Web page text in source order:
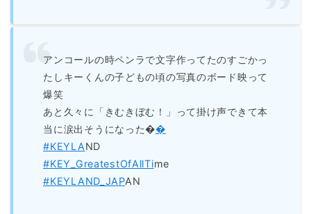
アンコールの時ペンラで文字作ってたのすごかっ
たしキーくんの子どもの頃の写真のボード映って
爆笑
あと久々に「きむきぼむ！」って掛け声できて本
当に涙出そうになった��
#KEYLAND
#KEY_GreatestOfAllTime
#KEYLAND_JAPAN